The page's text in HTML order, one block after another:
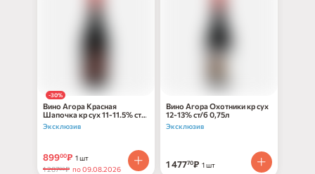
-30%
Вино Агора Красная
Шапочка кр сух 11-11.5% ст/
б 0,75л
Эксклюзив
89900₽ 1 шт
1 28780₽ по 09.08.2026
Вино Агора Охотники кр сух
12-13% ст/б 0,75л
Эксклюзив
1 47770₽ 1 шт